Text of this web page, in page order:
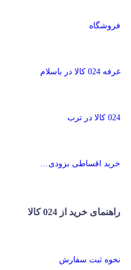
فروشگاه
غرفه 024 کالا در باسلام
024 کالا در ترب
خرید اقساطی بزودی…
راهنمای خرید از 024 کالا
نحوه ثبت سفارش